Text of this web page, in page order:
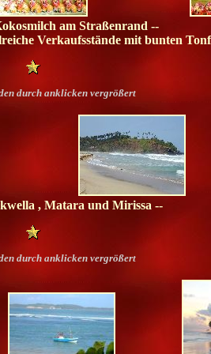
am Straßenrand --
Verkaufsstände mit bunten
durch anklicken vergrößert
, Matara und Mirissa --
durch anklicken vergrößert